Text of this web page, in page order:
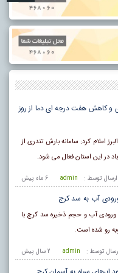
و کاهش هفت درجه ای دما از روز
اعلام کرد: سامانه بارش تندری از
در این استان فعال می شود.
6 ماه پيش ارسال توسط : admin
ورودی آب به سد کرج
ورودی آب و حجم ذخیره سد کرج با
رو شده است.
2 سال پيش توسط : admin